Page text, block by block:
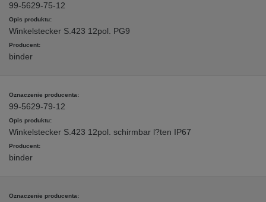
99-5629-75-12
Winkelstecker S.423 12pol. PG9
binder
99-5629-79-12
Winkelstecker S.423 12pol. schirmbar l?ten IP67
binder